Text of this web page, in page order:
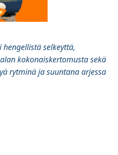
selkeyttä,
kokonaiskertomusta sekä
rytminä ja suuntana arjessa